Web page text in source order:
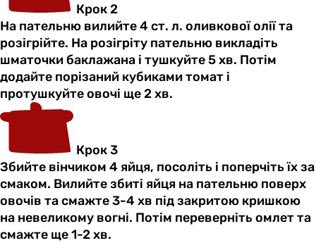
Крок 2
На пательню вилийте 4 ст. л. оливкової олії та
розігрійте. На розігріту пательню викладіть
шматочки баклажана і тушкуйте 5 хв. Потім
додайте порізаний кубиками томат і
протушкуйте овочі ще 2 хв.
Крок 3
Збийте вінчиком 4 яйця, посоліть і поперчіть їх за
смаком. Вилийте збиті яйця на пательню поверх
овочів та смажте 3-4 хв під закритою кришкою
на невеликому вогні. Потім переверніть омлет та
смажте ще 1-2 хв.